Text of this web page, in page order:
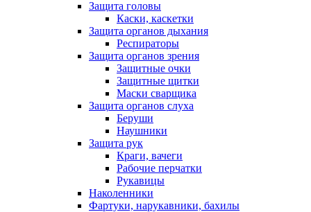
Защита головы
Каски, каскетки
Защита органов дыхания
Респираторы
Защита органов зрения
Защитные очки
Защитные щитки
Маски сварщика
Защита органов слуха
Беруши
Наушники
Защита рук
Краги, вачеги
Рабочие перчатки
Рукавицы
Наколенники
Фартуки, нарукавники, бахилы